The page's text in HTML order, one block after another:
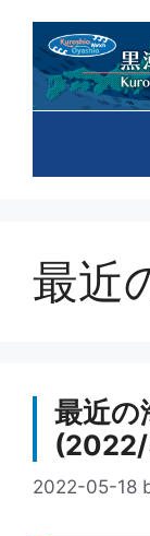
最近
最近の
2022-05-18